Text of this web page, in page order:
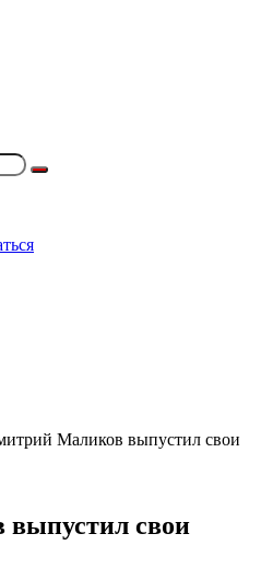
Поиск
Маликов выпустил свои
свои